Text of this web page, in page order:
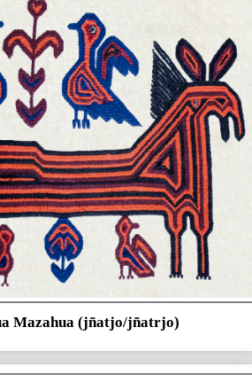
Mazahua (jñatjo/jñatrjo)